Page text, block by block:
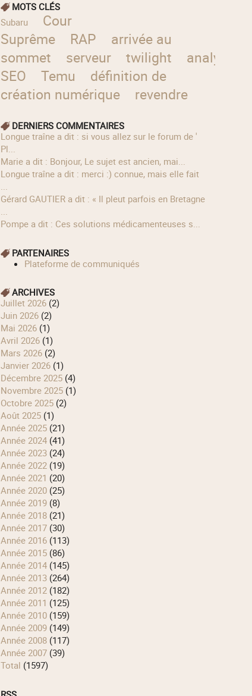
MOTS CLÉS
Subaru
Cour
Suprême
RAP
arrivée au
sommet
serveur twilight
analyse
SEO
Temu
définition de
création numérique
revendre
DERNIERS COMMENTAIRES
longue traîne a dit : si vous allez sur le forum de '
Pl...
Marie a dit : Bonjour, Le sujet est ancien, mai...
longue traîne a dit : merci :) connue, mais elle fait
...
Gérard GAUTIER a dit : « Il pleut parfois en Bretagne
...
Pompe a dit : Ces solutions médicamenteuses s...
PARTENAIRES
Plateforme de communiqués
ARCHIVES
juillet 2026(2)
juin 2026(2)
mai 2026(1)
avril 2026(1)
mars 2026(2)
janvier 2026(1)
décembre 2025(4)
novembre 2025(1)
octobre 2025(2)
août 2025(1)
année 2025(21)
année 2024(41)
année 2023(24)
année 2022(19)
année 2021 (20)
année 2020(25)
année 2019(8)
année 2018(21)
année 2017(30)
année 2016(113)
année 2015(86)
année 2014(145)
année 2013(264)
année 2012(182)
année 2011 (125)
année 2010(159)
année 2009(149)
année 2008(117)
année 2007(39)
total (1597)